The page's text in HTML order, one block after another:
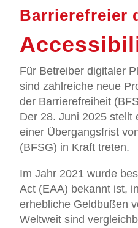
Barrierefreier
Für Betreiber digitaler
sind zahlreiche neue
der Barrierefreiheit
Der 28. Juni 2025 stellt
einer Übergangsfrist
(BFSG) in Kraft treten.
Im Jahr 2021 wurde
Act (EAA) bekannt ist,
erhebliche Geldbußen
Weltweit sind